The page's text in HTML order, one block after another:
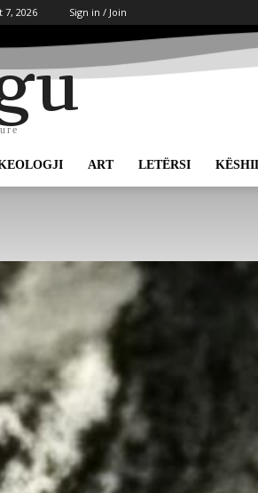
7, 2026 Sign in / Join
ART LETËRSI